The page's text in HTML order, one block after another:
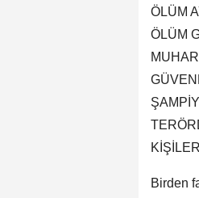
ÖLÜM
ÖLÜM
Birden